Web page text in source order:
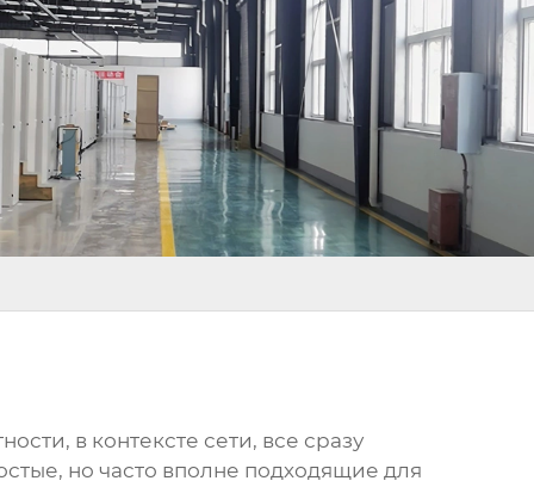
в контексте сети, все сразу
но часто вполне подходящие для